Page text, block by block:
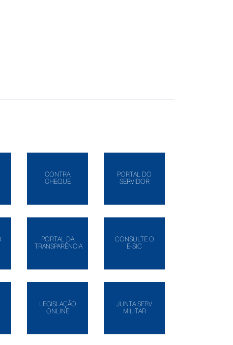
CONTRA
CHEQUE
PORTAL DO
SERVIDOR
PORTAL DA
TRANSPARÊNCIA
CONSULTE O
E-SIC
LEGISLAÇÃO
ONLINE
JUNTA SERV.
MILITAR